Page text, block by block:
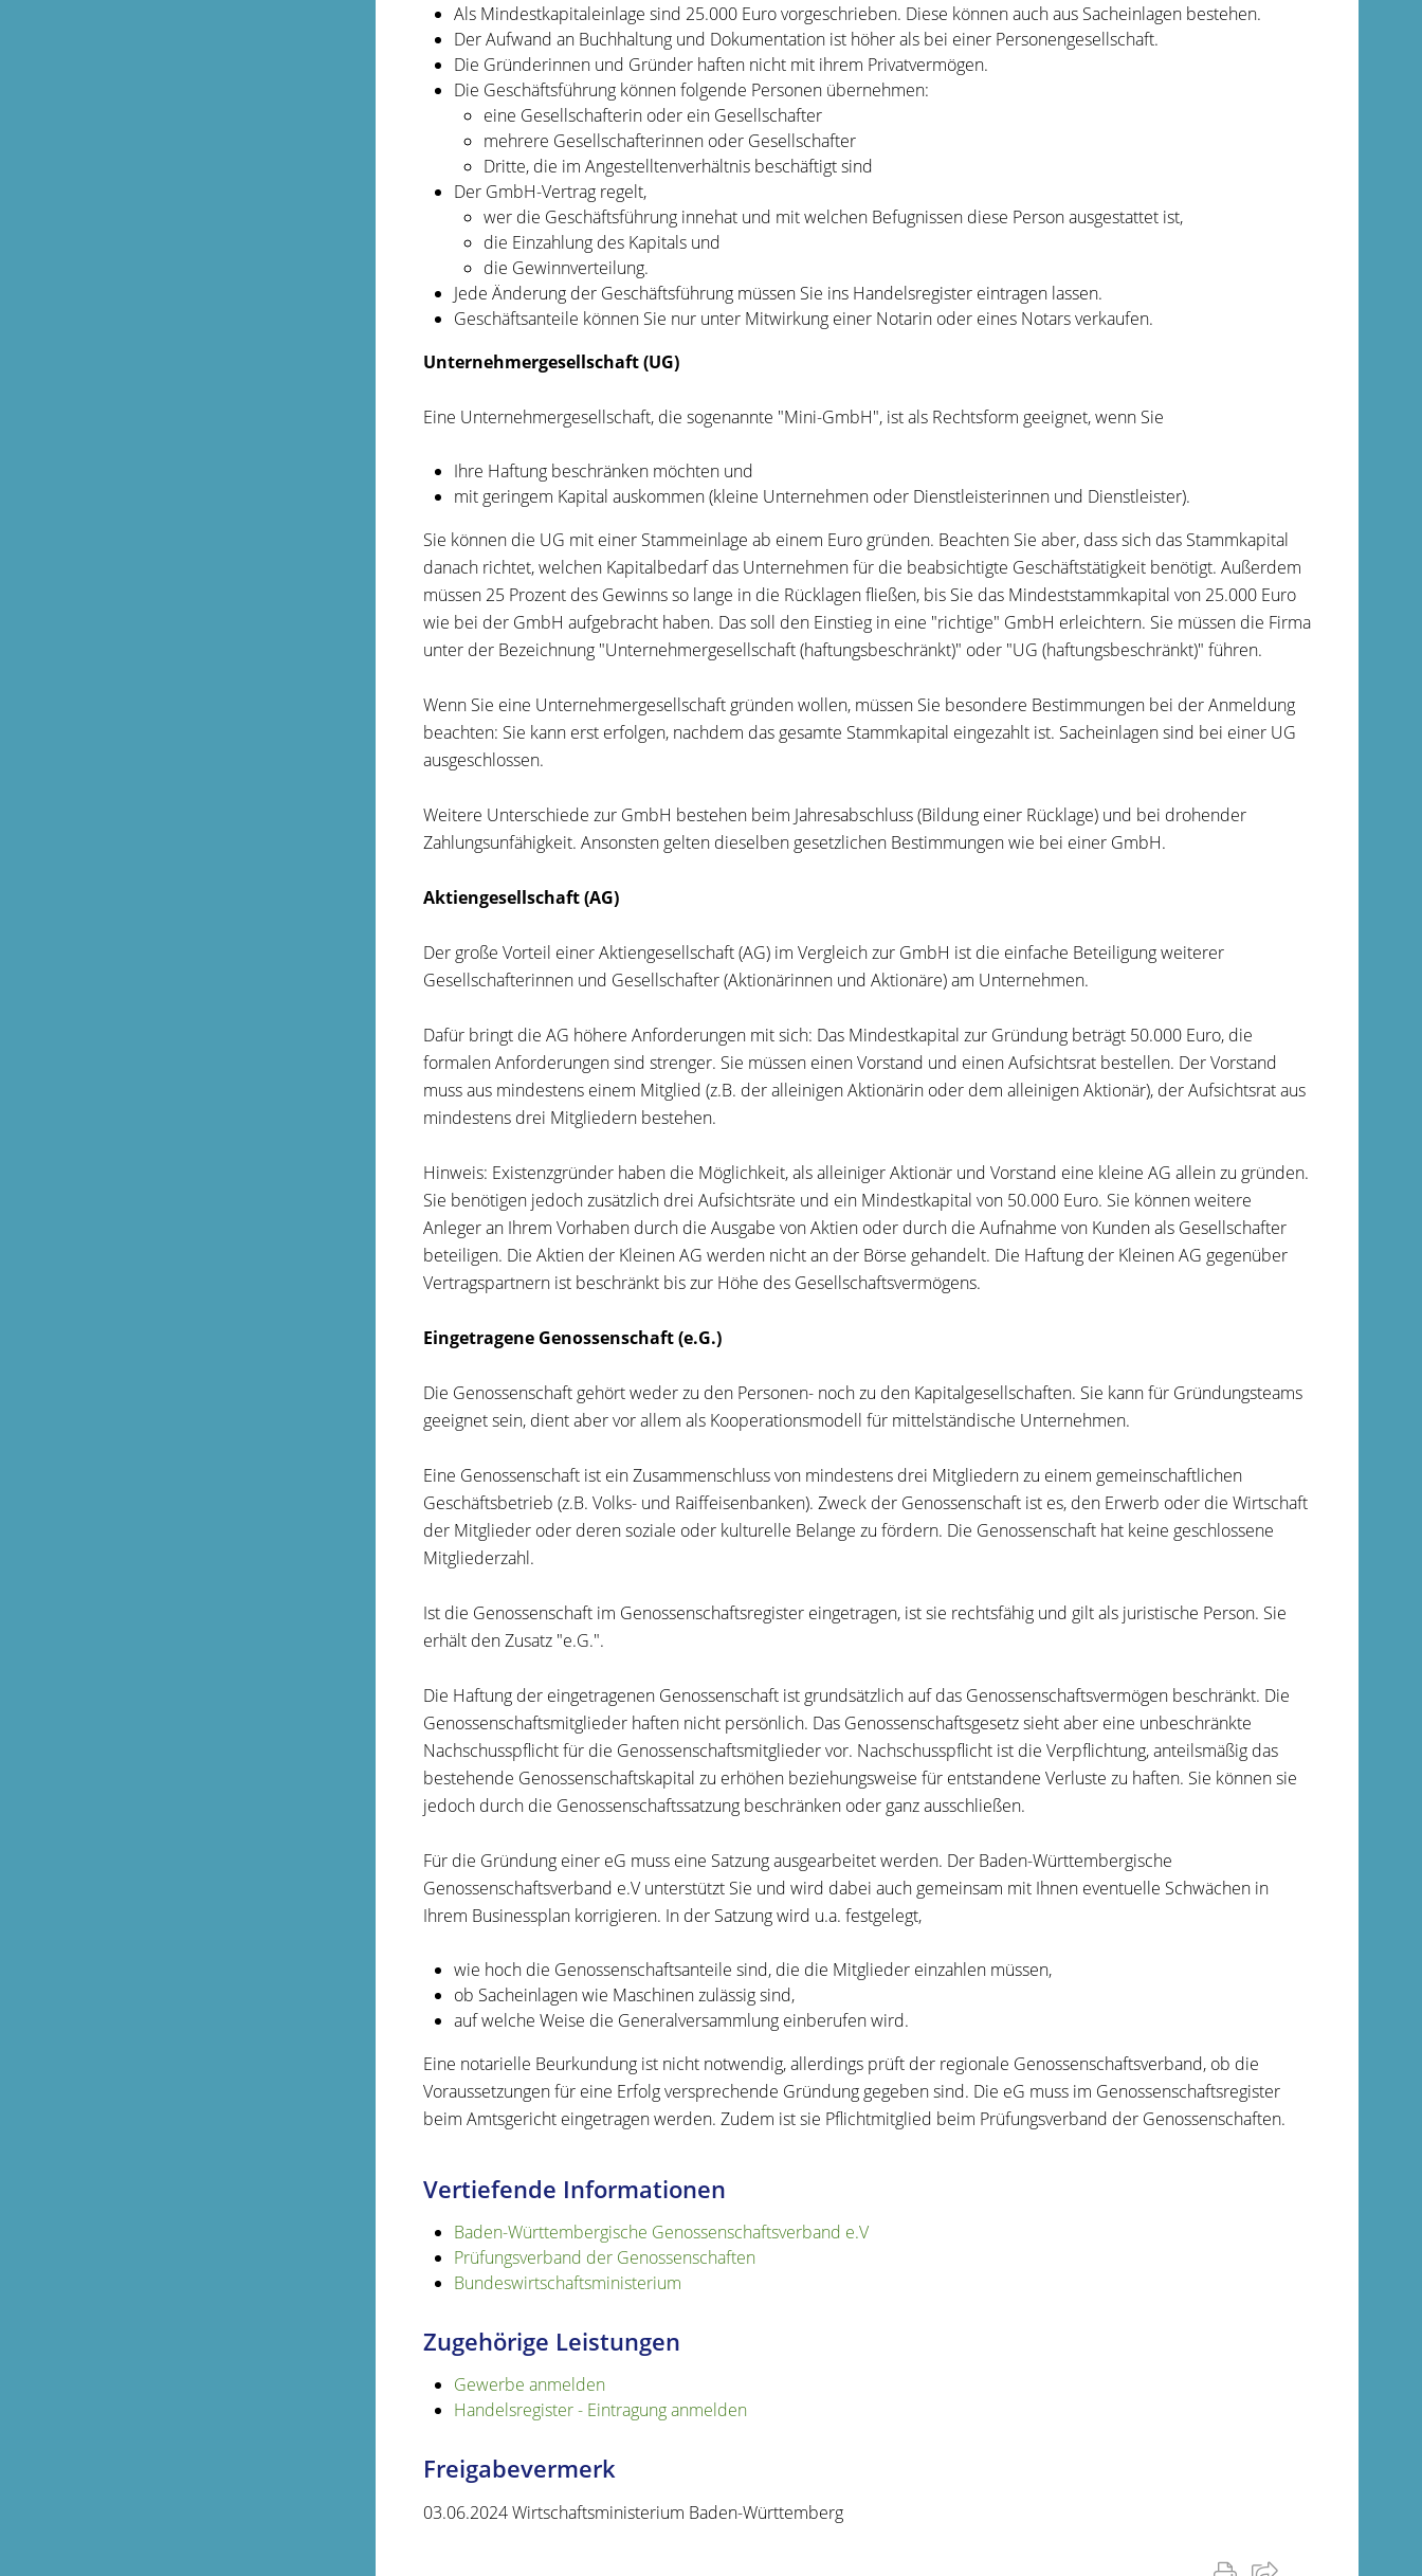
Als Mindestkapitaleinlage sind 25.000 Euro vorgeschrieben. Diese können auch aus Sacheinlagen bestehen.
Der Aufwand an Buchhaltung und Dokumentation ist höher als bei einer Personengesellschaft.
Die Gründerinnen und Gründer haften nicht mit ihrem Privatvermögen.
Die Geschäftsführung können folgende Personen übernehmen:
eine Gesellschafterin oder ein Gesellschafter
mehrere Gesellschafterinnen oder Gesellschafter
Dritte, die im Angestelltenverhältnis beschäftigt sind
Der GmbH-Vertrag regelt,
wer die Geschäftsführung innehat und mit welchen Befugnissen diese Person ausgestattet ist,
die Einzahlung des Kapitals und
die Gewinnverteilung.
Jede Änderung der Geschäftsführung müssen Sie ins Handelsregister eintragen lassen.
Geschäftsanteile können Sie nur unter Mitwirkung einer Notarin oder eines Notars verkaufen.
Unternehmergesellschaft (UG)
Eine Unternehmergesellschaft, die sogenannte "Mini-GmbH", ist als Rechtsform geeignet, wenn Sie
Ihre Haftung beschränken möchten und
mit geringem Kapital auskommen (kleine Unternehmen oder Dienstleisterinnen und Dienstleister).
Sie können die UG mit einer Stammeinlage ab einem Euro gründen. Beachten Sie aber, dass sich das Stammkapital
danach richtet, welchen Kapitalbedarf das Unternehmen für die beabsichtigte Geschäftstätigkeit benötigt. Außerdem
müssen 25 Prozent des Gewinns so lange in die Rücklagen fließen, bis Sie das Mindeststammkapital von 25.000 Euro
wie bei der GmbH aufgebracht haben. Das soll den Einstieg in eine "richtige" GmbH erleichtern. Sie müssen die Firma
unter der Bezeichnung "Unternehmergesellschaft (haftungsbeschränkt)" oder "UG (haftungsbeschränkt)" führen.
Wenn Sie eine Unternehmergesellschaft gründen wollen, müssen Sie besondere Bestimmungen bei der Anmeldung
beachten: Sie kann erst erfolgen, nachdem das gesamte Stammkapital eingezahlt ist. Sacheinlagen sind bei einer UG
ausgeschlossen.
Weitere Unterschiede zur GmbH bestehen beim Jahresabschluss (Bildung einer Rücklage) und bei drohender
Zahlungsunfähigkeit. Ansonsten gelten dieselben gesetzlichen Bestimmungen wie bei einer GmbH.
Aktiengesellschaft (AG)
Der große Vorteil einer Aktiengesellschaft (AG) im Vergleich zur GmbH ist die einfache Beteiligung weiterer
Gesellschafterinnen und Gesellschafter (Aktionärinnen und Aktionäre) am Unternehmen.
Dafür bringt die AG höhere Anforderungen mit sich: Das Mindestkapital zur Gründung beträgt 50.000 Euro, die
formalen Anforderungen sind strenger. Sie müssen einen Vorstand und einen Aufsichtsrat bestellen. Der Vorstand
muss aus mindestens einem Mitglied (z.B. der alleinigen Aktionärin oder dem alleinigen Aktionär), der Aufsichtsrat aus
mindestens drei Mitgliedern bestehen.
Hinweis: Existenzgründer haben die Möglichkeit, als alleiniger Aktionär und Vorstand eine kleine AG allein zu gründen.
Sie benötigen jedoch zusätzlich drei Aufsichtsräte und ein Mindestkapital von 50.000 Euro. Sie können weitere
Anleger an Ihrem Vorhaben durch die Ausgabe von Aktien oder durch die Aufnahme von Kunden als Gesellschafter
beteiligen. Die Aktien der Kleinen AG werden nicht an der Börse gehandelt. Die Haftung der Kleinen AG gegenüber
Vertragspartnern ist beschränkt bis zur Höhe des Gesellschaftsvermögens.
Eingetragene Genossenschaft (e.G.)
Die Genossenschaft gehört weder zu den Personen- noch zu den Kapitalgesellschaften. Sie kann für Gründungsteams
geeignet sein, dient aber vor allem als Kooperationsmodell für mittelständische Unternehmen.
Eine Genossenschaft ist ein Zusammenschluss von mindestens drei Mitgliedern zu einem gemeinschaftlichen
Geschäftsbetrieb (z.B. Volks- und Raiffeisenbanken). Zweck der Genossenschaft ist es, den Erwerb oder die Wirtschaft
der Mitglieder oder deren soziale oder kulturelle Belange zu fördern. Die Genossenschaft hat keine geschlossene
Mitgliederzahl.
Ist die Genossenschaft im Genossenschaftsregister eingetragen, ist sie rechtsfähig und gilt als juristische Person. Sie
erhält den Zusatz "e.G.".
Die Haftung der eingetragenen Genossenschaft ist grundsätzlich auf das Genossenschaftsvermögen beschränkt. Die
Genossenschaftsmitglieder haften nicht persönlich. Das Genossenschaftsgesetz sieht aber eine unbeschränkte
Nachschusspflicht für die Genossenschaftsmitglieder vor. Nachschusspflicht ist die Verpflichtung, anteilsmäßig das
bestehende Genossenschaftskapital zu erhöhen beziehungsweise für entstandene Verluste zu haften. Sie können sie
jedoch durch die Genossenschaftssatzung beschränken oder ganz ausschließen.
Für die Gründung einer eG muss eine Satzung ausgearbeitet werden. Der Baden-Württembergische
Genossenschaftsverband e.V unterstützt Sie und wird dabei auch gemeinsam mit Ihnen eventuelle Schwächen in
Ihrem Businessplan korrigieren. In der Satzung wird u.a. festgelegt,
wie hoch die Genossenschaftsanteile sind, die die Mitglieder einzahlen müssen,
ob Sacheinlagen wie Maschinen zulässig sind,
auf welche Weise die Generalversammlung einberufen wird.
Eine notarielle Beurkundung ist nicht notwendig, allerdings prüft der regionale Genossenschaftsverband, ob die
Voraussetzungen für eine Erfolg versprechende Gründung gegeben sind. Die eG muss im Genossenschaftsregister
beim Amtsgericht eingetragen werden. Zudem ist sie Pflichtmitglied beim Prüfungsverband der Genossenschaften.
Vertiefende Informationen
Baden-Württembergische Genossenschaftsverband e.V
Prüfungsverband der Genossenschaften
Bundeswirtschaftsministerium
Zugehörige Leistungen
Gewerbe anmelden
Handelsregister - Eintragung anmelden
Freigabevermerk
03.06.2024 Wirtschaftsministerium Baden-Württemberg